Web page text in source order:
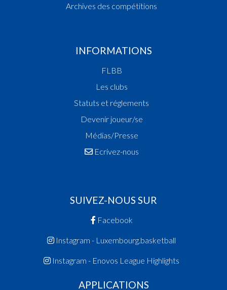
Archives des compétitions
INFORMATIONS
FLBB
Les clubs
Statuts et réglements
Devenir joueur/se
Médias/Presse
Ecrivez-nous
SUIVEZ-NOUS SUR
Facebook
Instagram - Luxembourg.basketball
Instagram - Enovos League Highlights
APPLICATIONS